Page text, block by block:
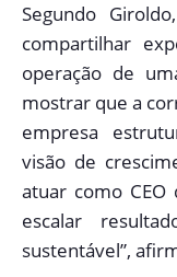
Segundo
compartilhar
operação de
mostrar que a
empresa
visão de
atuar como CEO
escalar
sustentável”,